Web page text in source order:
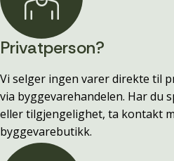
Privatperson?
Vi selger ingen varer direkte til
via byggevarehandelen. Har du
eller tilgjengelighet, ta kontakt
byggevarebutikk.